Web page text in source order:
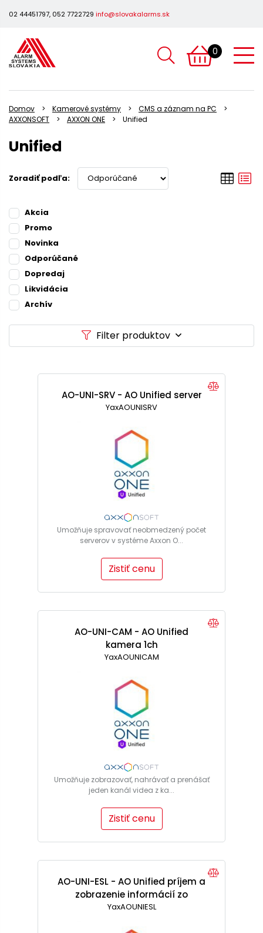
02 44451797, 052 7722729 info@slovakalarms.sk
0
Domov Kamerové systémy
CMS a záznam na PC
AXXONSOFT
AXXON ONE Unified
Unified
Zoradiť podľa:
Akcia
Promo
Novinka
Odporúčané
Dopredaj
Likvidácia
Archív
Filter produktov
AO-UNI-SRV - AO Unified server
YaxAOUNISRV
Umožňuje spravovať neobmedzený počet
serverov v systéme Axxon O...
Zistiť cenu
AO-UNI-CAM - AO Unified
kamera 1ch
YaxAOUNICAM
Umožňuje zobrazovať, nahrávať a prenášať
jeden kanál videa z ka...
Zistiť cenu
AO-UNI-ESL - AO Unified príjem a
zobrazenie informácií zo
zariadenia
YaxAOUNIESL